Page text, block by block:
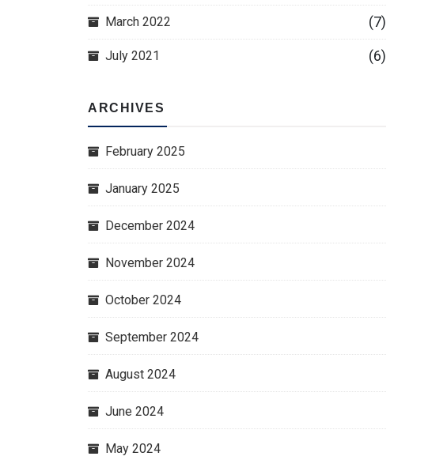
March 2022 (7)
July 2021 (6)
ARCHIVES
February 2025
January 2025
December 2024
November 2024
October 2024
September 2024
August 2024
June 2024
May 2024